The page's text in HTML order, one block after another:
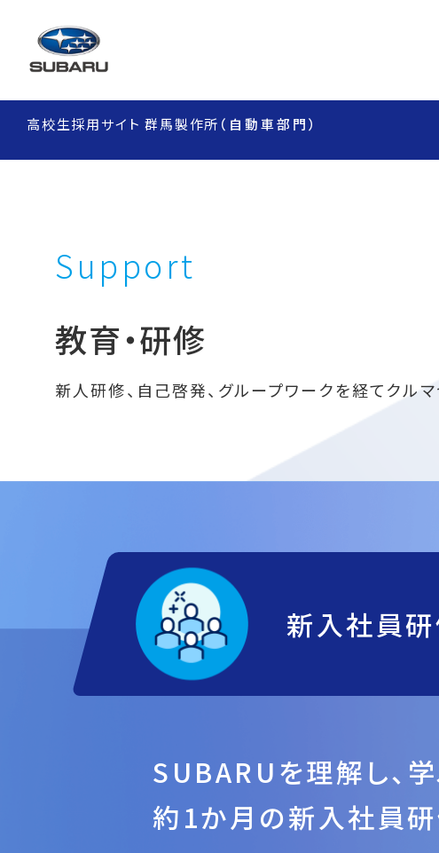
高校生採用サイト 群馬製作所 （自動車部門）
Support
教育・研修
新人研修、自己啓発、グループワークを経てクルマ
新入社員
SUBARUを理解し、学
約1か月の新入社員